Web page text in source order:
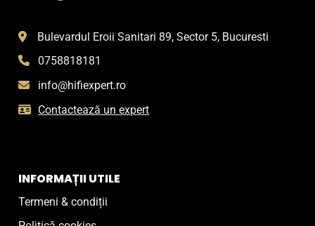
Bulevardul Eroii Sanitari 89, Sector 5, Bucuresti
0758818181
info@hifiexpert.ro
Contactează un expert
INFORMAȚII UTILE
Termeni & condiții